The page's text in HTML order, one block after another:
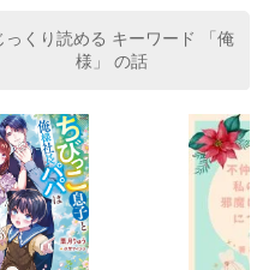
いです。
っくり読める キーワード 「俺
様」 の話